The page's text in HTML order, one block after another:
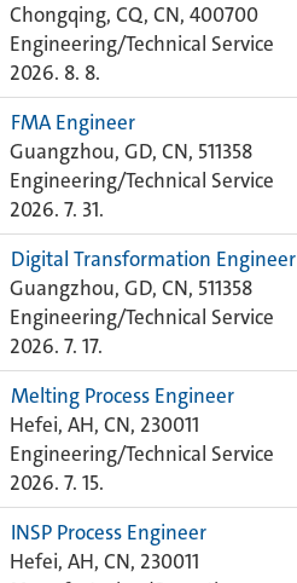
Chongqing, CQ, CN, 400700
Engineering/Technical Service
2026. 8. 8.
FMA Engineer
Guangzhou, GD, CN, 511358
Engineering/Technical Service
2026. 7. 31.
Digital Transformation Engineer
Guangzhou, GD, CN, 511358
Engineering/Technical Service
2026. 7. 17.
Melting Process Engineer
Hefei, AH, CN, 230011
Engineering/Technical Service
2026. 7. 15.
INSP Process Engineer
Hefei, AH, CN, 230011